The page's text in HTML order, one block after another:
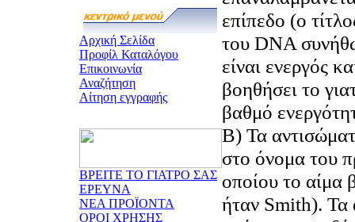
Αρχική Σελίδα
Προφίλ Καταλόγου
Επικοινωνία
Αναζήτηση
Αίτηση εγγραφής
ΒΡΕΙΤΕ ΤΟ ΓΙΑΤΡΟ ΣΑΣ
ΕΡΕΥΝΑ
ΝΕΑ ΠΡΟΪΟΝΤΑ
ΟΡΟΙ ΧΡΗΣΗΣ
επίπεδο (ο
του DNA
είναι ενεργός
βοηθήσει το
βαθμό
Β) Τα
στο όνομα του
οποίου το αίμα
ήταν Smith). Τα